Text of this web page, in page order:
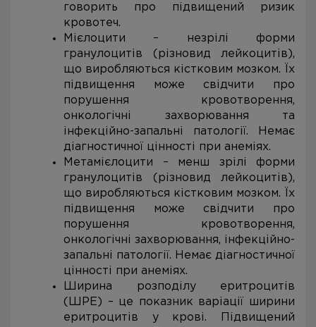
говорить про підвищений ризик
кровотеч.
Мієлоцити – незрілі форми
гранулоцитів (різновид лейкоцитів),
що виробляються кістковим мозком. Їх
підвищення може свідчити про
порушення кровотворення,
онкологічні захворювання та
інфекційно-запальні патології. Немає
діагностичної цінності при анеміях.
Метамієлоцити – менш зрілі форми
гранулоцитів (різновид лейкоцитів),
що виробляються кістковим мозком. Їх
підвищення може свідчити про
порушення кровотворення,
онкологічні захворювання, інфекційно-
запальні патології. Немає діагностичної
цінності при анеміях.
Ширина розподілу еритроцитів
(ШРЕ) – це показник варіації ширини
еритроцитів у крові. Підвищений